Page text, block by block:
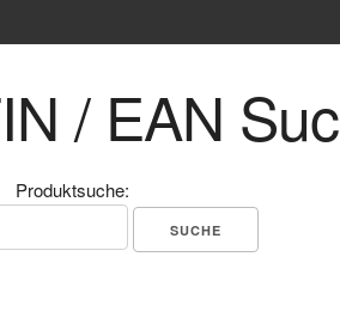
/ EAN
Produktsuche: